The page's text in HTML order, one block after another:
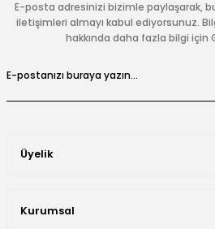
E-posta adresinizi bizimle paylaşarak,
iletişimleri almayı kabul ediyorsunuz.
hakkında daha fazla bilgi için
Üyelik
Kurumsal